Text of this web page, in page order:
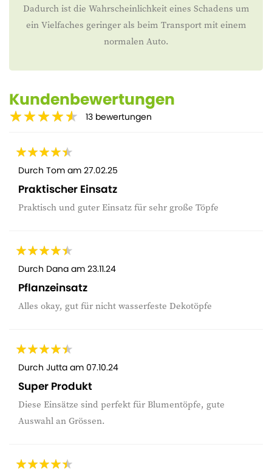
Dadurch ist die Wahrscheinlichkeit eines Schadens um
ein Vielfaches geringer als beim Transport mit einem
normalen Auto.
Kundenbewertungen
13 bewertungen
Durch Tom am 27.02.25
Praktischer Einsatz
Praktisch und guter Einsatz für sehr große Töpfe
Durch Dana am 23.11.24
Pflanzeinsatz
Alles okay, gut für nicht wasserfeste Dekotöpfe
Durch Jutta am 07.10.24
Super Produkt
Diese Einsätze sind perfekt für Blumentöpfe, gute
Auswahl an Grössen.